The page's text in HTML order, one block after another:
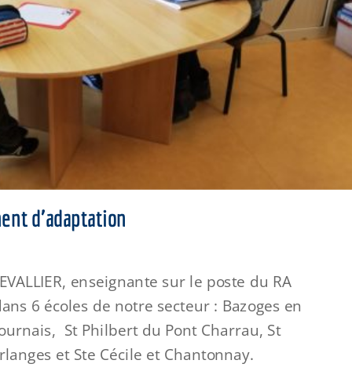
d’adaptation
enseignante sur le poste du RA
6 écoles de notre secteur : Bazoges en
St Philbert du Pont Charrau, St
et Ste Cécile et Chantonnay.